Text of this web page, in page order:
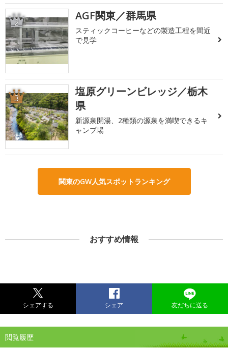
2 AGF関東／群馬県
スティックコーヒーなどの製造工程を間近
で見学
3
塩原グリーンビレッジ／栃木
県
新源泉開湯、2種類の源泉を満喫できるキ
ャンプ場
関東のGW人気スポットランキング
おすすめ情報
シェアする シェア 友だちに送る
閲覧履歴